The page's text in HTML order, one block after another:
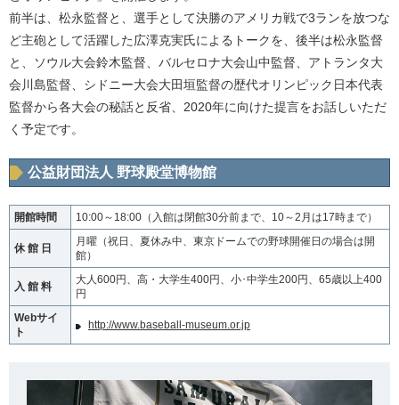
前半は、松永監督と、選手として決勝のアメリカ戦で3ランを放つな
ど主砲として活躍した広澤克実氏によるトークを、後半は松永監督
と、ソウル大会鈴木監督、バルセロナ大会山中監督、アトランタ大
会川島監督、シドニー大会大田垣監督の歴代オリンピック日本代表
監督から各大会の秘話と反省、2020年に向けた提言をお話しいただ
く予定です。
公益財団法人 野球殿堂博物館
開館時間 10:00～18:00（入館は閉館30分前まで、10～2月は17時まで）
休 館 日
月曜（祝日、夏休み中、東京ドームでの野球開催日の場合は開
館）
入 館 料
大人600円、高・大学生400円、小･中学生200円、65歳以上400
円
Webサイ
ト
http://www.baseball-museum.or.jp